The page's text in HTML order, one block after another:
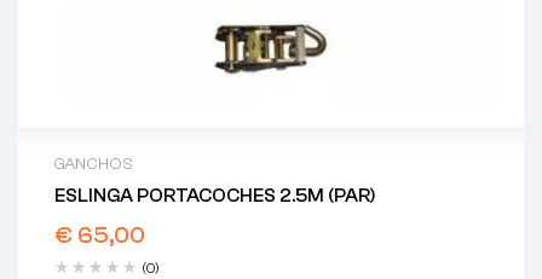
GANCHOS
ESLINGA PORTACOCHES 2.5M (PAR)
€ 65,00
(0)